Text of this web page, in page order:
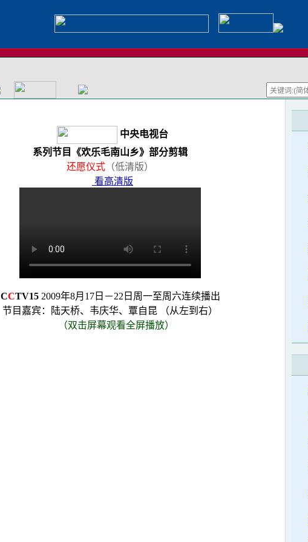
中央电视台
系列节目《欢乐毛南山乡》部分剪辑
还愿仪式 （低清版）
看高清版
CCTV152009年8月17日－22日周一至周六连续播出
节目嘉宾：陆天桥、韦庆华、覃自昆 （从左到右）
（双击屏幕观看全屏播放）